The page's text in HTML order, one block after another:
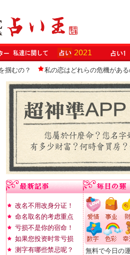
掴むの？ 私の恋はどれらの危機があ
改名不用改身分证！
命名取名的考虑重点
亏损不是你的宿命！
如果您投资时常亏损
测字有哪些禁忌呢？
無料で今日の